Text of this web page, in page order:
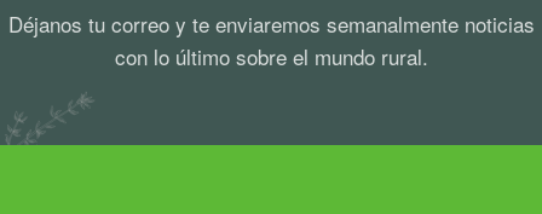
Déjanos tu correo y te enviaremos semanalmente noticias
con lo último sobre el mundo rural.